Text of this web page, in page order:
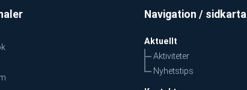
Navigation / sidkarta
Aktuellt
Aktiviteter
Nyhetstips